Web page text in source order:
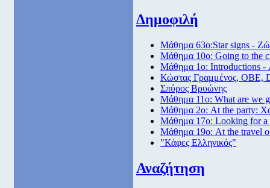
Δημοφιλή
Μάθημα 63ο:Star signs -
Μάθημα 10ο: Going to the
Μάθημα 1ο: Introductions -
Κώστας Γραμμένος, ΟΒΕ,
Σπύρος Βρυώνης
Μάθημα 11ο: What are we
Μάθημα 2ο: At the party:
Μάθημα 17ο: Looking for a
Μάθημα 19ο: At the travel
"Κάφες Ελληνικός"
Αναζήτηση